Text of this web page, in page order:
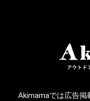
Akimamaでは広告掲